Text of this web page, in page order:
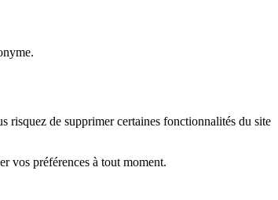
risquez de supprimer certaines fonctionnalités du site
vos préférences à tout moment.